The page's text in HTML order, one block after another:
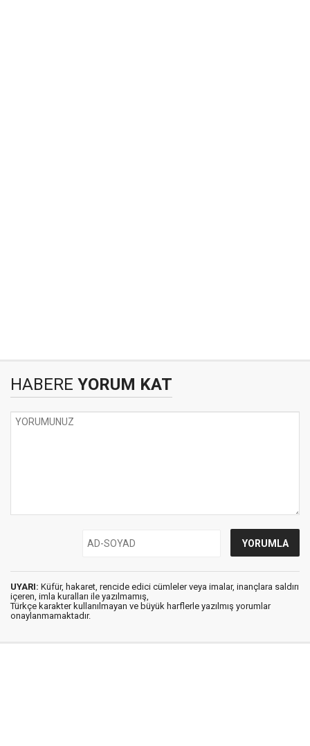
HABERE YORUM KAT
UYARI: Küfür, hakaret, rencide edici cümleler veya imalar, inançlara saldırı
içeren, imla kuralları ile yazılmamış,
Türkçe karakter kullanılmayan ve büyük harflerle yazılmış yorumlar
onaylanmamaktadır.